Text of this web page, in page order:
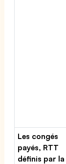
Les congés
payés, RTT
définis par la